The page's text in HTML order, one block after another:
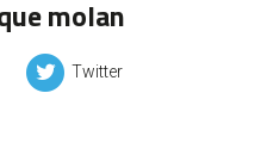
molan
Twitter